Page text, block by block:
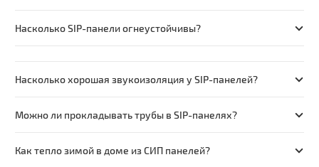
Насколько SIP-панели огнеустойчивы?
Насколько хорошая звукоизоляция у SIP-панелей?
Можно ли прокладывать трубы в SIP-панелях?
Как тепло зимой в доме из СИП панелей?